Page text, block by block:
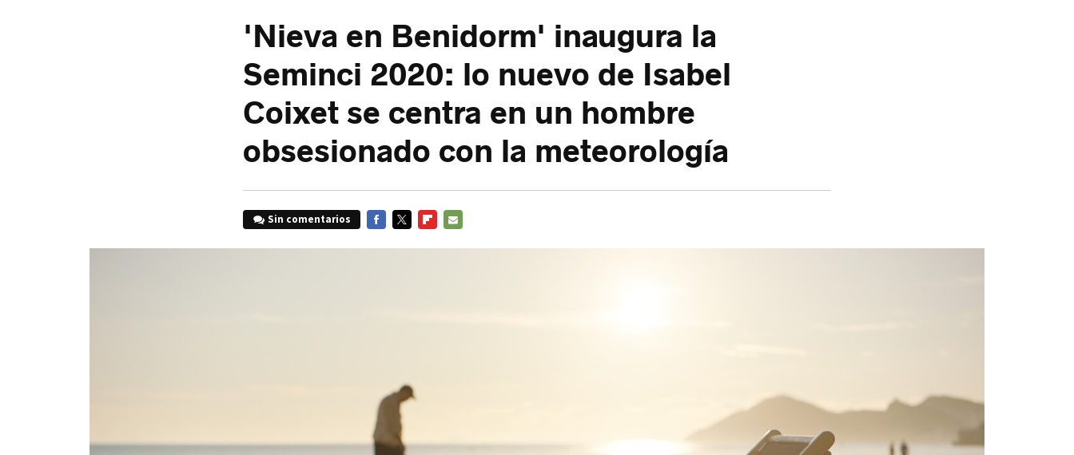
'Nieva en Benidorm' inaugura la
Seminci 2020: lo nuevo de Isabel
Coixet se centra en un hombre
obsesionado con la meteorología
Sin comentarios